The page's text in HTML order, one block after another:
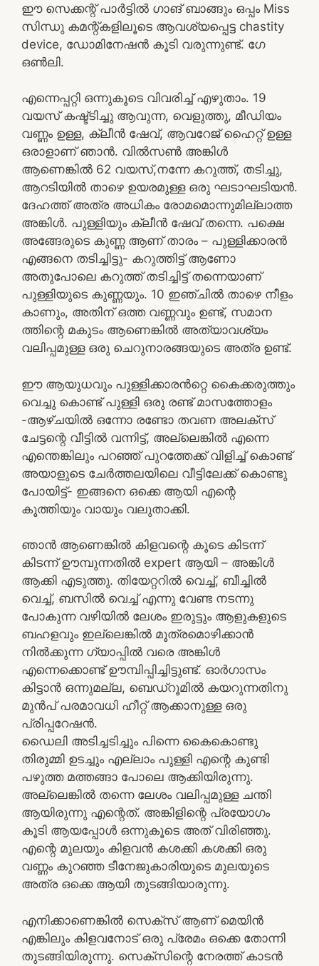
ഈ സെക്കന്റ്‌ പാർട്ടിൽ ഗാങ് ബാങ്ങും ഒപ്പം Miss
സിന്ധു കമന്റ്‌കളിലൂടെ ആവശ്യപ്പെട്ട chastity
device, ഡോമിനേഷൻ കൂടി വരുന്നുണ്ട്. ഗേ
ഒൺലി.
എന്നെപ്പറ്റി ഒന്നുകൂടെ വിവരിച്ച് എഴുതാം. 19
വയസ് കഷ്ട്ടിച്ചു ആവുന്ന, വെളുത്തു, മീഡിയം
വണ്ണം ഉള്ള, ക്ലീൻ ഷേവ്, ആവറേജ് ഹൈറ്റ് ഉള്ള
ഒരാളാണ് ഞാൻ. വിൽ‌സൺ അങ്കിൾ
ആണെങ്കിൽ 62 വയസ്,നന്നേ കറുത്ത്, തടിച്ചു,
ആറടിയിൽ താഴെ ഉയരമുള്ള ഒരു ഘടാഘടിയൻ.
ദേഹത്ത് അത്ര അധികം രോമമൊന്നുമില്ലാത്ത
അങ്കിൾ. പുള്ളിയും ക്ലീൻ ഷേവ് തന്നെ. പക്ഷെ
അങ്ങേരുടെ കുണ്ണ ആണ് താരം – പുള്ളിക്കാരൻ
എങ്ങനെ തടിച്ചിട്ടു- കറുത്തിട്ട് ആണോ
അതുപോലെ കറുത്ത് തടിച്ചിട്ട് തന്നെയാണ്
പുള്ളിയുടെ കുണ്ണയും. 10 ഇഞ്ചിൽ താഴെ നീളം
കാണും, അതിന് ഒത്ത വണ്ണവും ഉണ്ട്, സമാന
ത്തിന്റെ മകുടം ആണെങ്കിൽ അത്യാവശ്യം
വലിപ്പമുള്ള ഒരു ചെറുനാരങ്ങയുടെ അത്ര ഉണ്ട്.
ഈ ആയുധവും പുള്ളിക്കാരൻറ്റെ കൈക്കരുത്തും
വെച്ചു കൊണ്ട് പുള്ളി ഒരു രണ്ട് മാസത്തോളം
-ആഴ്ചയിൽ ഒന്നോ രണ്ടോ തവണ അലക്സ്
ചേട്ടന്റെ വീട്ടിൽ വന്നിട്ട്, അല്ലെങ്കിൽ എന്നെ
എന്തെങ്കിലും പറഞ്ഞ് പുറത്തേക്ക് വിളിച്ച് കൊണ്ട്
അയാളുടെ ചേർത്തലയിലെ വീട്ടിലേക്ക് കൊണ്ടു
പോയിട്ട്- ഇങ്ങനെ ഒക്കെ ആയി എന്റെ
കൂത്തിയും വായും വലുതാക്കി.
ഞാൻ ആണെങ്കിൽ കിളവന്റെ കൂടെ കിടന്ന്
കിടന്ന് ഊമ്പുന്നതിൽ expert ആയി – അങ്കിൾ
ആക്കി എടുത്തു. തിയേറ്ററിൽ വെച്ച്, ബീച്ചിൽ
വെച്ച്, ബസിൽ വെച്ച് എന്നു വേണ്ട നടന്നു
പോകുന്ന വഴിയിൽ ലേശം ഇരുട്ടും ആളുകളുടെ
ബഹളവും ഇല്ലെങ്കിൽ മൂത്രമൊഴിക്കാൻ
നിൽക്കുന്ന ഗ്യാപ്പിൽ വരെ അങ്കിൾ
എന്നെക്കൊണ്ട് ഊമ്പിപ്പിച്ചിട്ടുണ്ട്. ഓർഗാസം
കിട്ടാൻ ഒന്നുമല്ല, ബെഡ്റൂമിൽ കയറുന്നതിനു
മുൻപ് പരമാവധി ഹീറ്റ് ആക്കാനുള്ള ഒരു
പ്രിപ്പറേഷൻ.
ഡൈലി അടിച്ചടിച്ചും പിന്നെ കൈകൊണ്ടു
തിരുമ്മി ഉടച്ചും എല്ലാം പുള്ളി എന്റെ കുണ്ടി
പഴുത്ത മത്തങ്ങാ പോലെ ആക്കിയിരുന്നു.
അല്ലെങ്കിൽ തന്നെ ലേശം വലിപ്പമുള്ള ചന്തി
ആയിരുന്നു എന്റെത്. അങ്കിളിന്റെ പ്രയോഗം
കൂടി ആയപ്പോൾ ഒന്നുകൂടെ അത് വിരിഞ്ഞു.
എന്റെ മുലയും കിളവൻ കശക്കി കശക്കി ഒരു
വണ്ണം കുറഞ്ഞ ടീനേജുകാരിയുടെ മുലയുടെ
അത്ര ഒക്കെ ആയി തുടങ്ങിയാരുന്നു.
എനിക്കാണെങ്കിൽ സെക്സ് ആണ് മെയിൻ
എങ്കിലും കിളവനോട് ഒരു പ്രേമം ഒക്കെ തോന്നി
തുടങ്ങിയിരുന്നു. സെക്സിന്റെ നേരത്ത് കാടൻ